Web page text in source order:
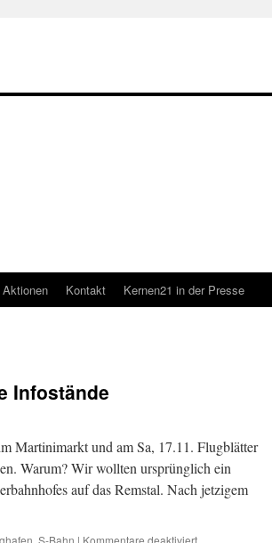
Kontakt Kernen21 in der Presse
Infostände
Martinimarkt und am Sa, 17.11. Flugblätter
Warum? Wir wollten ursprünglich ein
auf das Remstal. Nach jetzigem
, S-Bahn | Kommentare deaktiviertfür